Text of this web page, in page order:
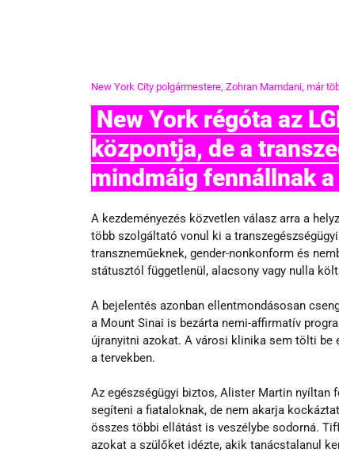
New York City polgármestere, Zohran Mamdani, már
központja, de a
mindmáig fennállnak
A kezdeményezés közvetlen válasz arra a
több szolgáltató vonul ki a
transzneműeknek, gender-nonkonform és
státusztól függetlenül, alacsony vagy nulla
A bejelentés azonban ellentmondásosan
a Mount Sinai is bezárta nemi-affirmatív
újranyitni azokat. A városi klinika sem tölti be
a tervekben.
Az egészségügyi biztos, Alister Martin
segíteni a fiataloknak, de nem akarja
összes többi ellátást is veszélybe sodorná.
azokat a szülőket idézte, akik tanácstalanul